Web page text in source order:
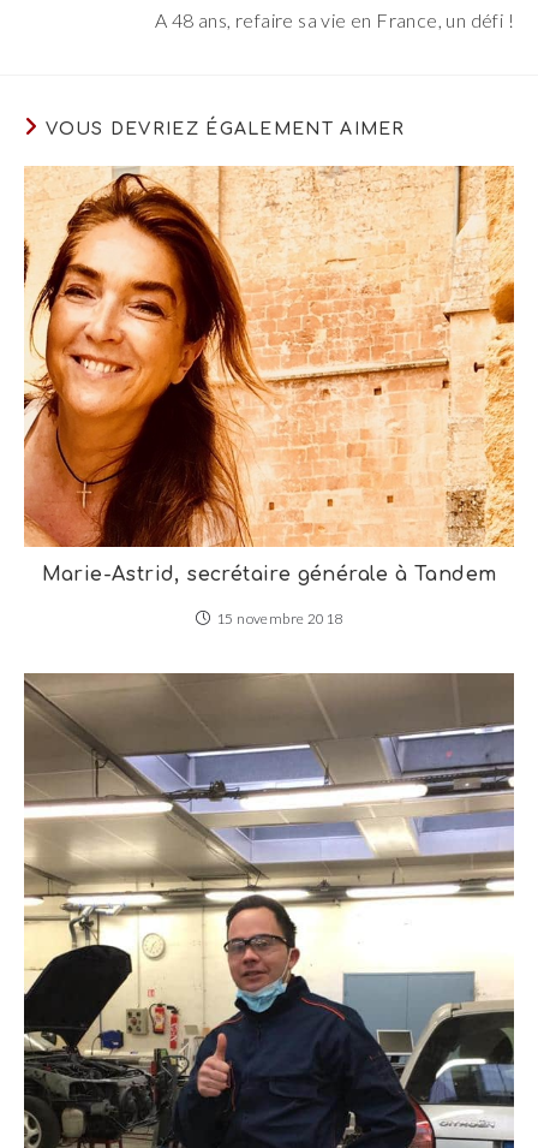
A 48 ans, refaire sa vie en France, un défi !
VOUS DEVRIEZ ÉGALEMENT AIMER
Marie-Astrid, secrétaire générale à Tandem
15 novembre 2018